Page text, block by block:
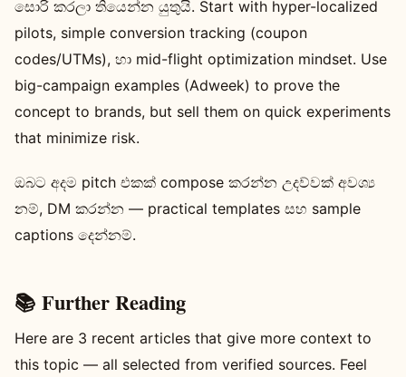
සොරි කරලා තියෙන්න යුතුයි. Start with hyper-localized
pilots, simple conversion tracking (coupon
codes/UTMs), හා mid-flight optimization mindset. Use
big-campaign examples (Adweek) to prove the
concept to brands, but sell them on quick experiments
that minimize risk.
ඔබට අදම pitch එකක් compose කරන්න උදව්වක් අවශ්‍ය
නම්, DM කරන්න — practical templates සහ sample
captions දෙන්නම්.
📚 Further Reading
Here are 3 recent articles that give more context to
this topic — all selected from verified sources. Feel